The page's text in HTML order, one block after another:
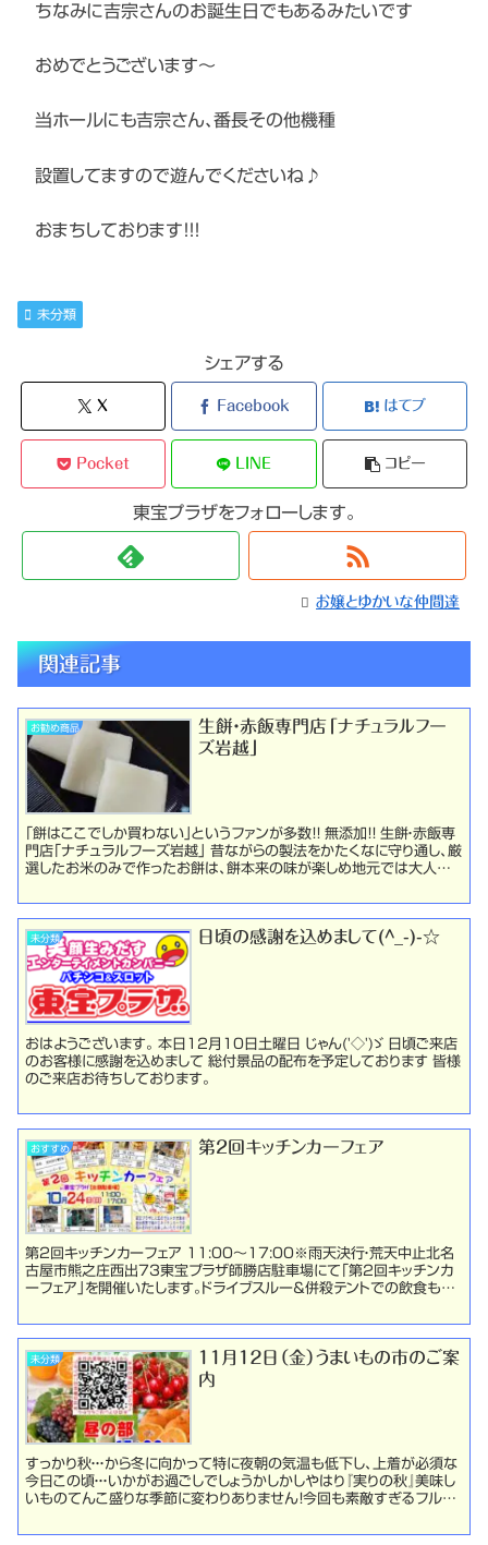
ちなみに吉宗さんのお誕生日でもあるみたいです
おめでとうございます～
当ホールにも吉宗さん、番長その他機種
設置してますので遊んでくださいね♪
おまちしております！！！
未分類
シェアする
X Facebook はてブ
Pocket LINE コピー
東宝プラザをフォローします。
お嬢とゆかいな仲間達
関連記事
お勧め商品
生餅・赤飯専門店「ナチュラルフー
ズ岩越」
「餅はここでしか買わない」というファンが多数！！ 無添加！！ 生餅・赤飯専
門店「ナチュラルフーズ岩越」 昔ながらの製法をかたくなに守り通し、厳
選したお米のみで作ったお餅は、餅本来の味が楽しめ地元では大人気
未分類 日頃の感謝を込めまして(^_-)-☆
おはようございます。 本日12月10日土曜日 じゃん('◇')ゞ 日頃ご来店
のお客様に感謝を込めまして 総付景品の配布を予定しております 皆様
のご来店お待ちしております。
おすすめ 第2回キッチンカーフェア
第2回キッチンカーフェア 11:00～17:00※雨天決行・荒天中止北名
古屋市熊之庄西出73東宝プラザ師勝店駐車場にて「第2回キッチンカ
ーフェア」を開催いたします。ドライブスルー＆併殺テントでの飲食も可
未分類
１１月１２日（金）うまいもの市のご案
内
すっかり秋・・・から冬に向かって特に夜朝の気温も低下し、上着が必須な
今日この頃・・・いかがお過ごしでしょうかしかしやはり『実りの秋』美味し
いものてんこ盛りな季節に変わりありません！今回も素敵すぎるフルー